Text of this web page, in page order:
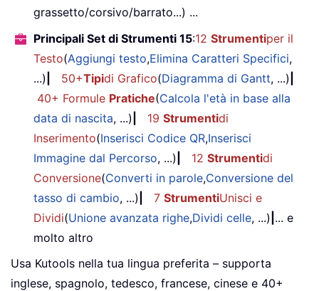
grassetto/corsivo/barrato...) ...
Principali Set di Strumenti 15:12 Strumentiper il
Testo(Aggiungi testo,Elimina Caratteri Specifici,
...)
50+Tipidi Grafico(Diagramma di Gantt, ...)
40+ Formule Pratiche(Calcola l'età in base alla
data di nascita, ...) 19 Strumentidi
Inserimento(Inserisci Codice QR,Inserisci
Immagine dal Percorso, ...) 12 Strumentidi
Conversione(Converti in parole,Conversione del
tasso di cambio, ...) 7 StrumentiUnisci e
Dividi(Unione avanzata righe,Dividi celle, ...) ... e
molto altro
Usa Kutools nella tua lingua preferita – supporta
inglese, spagnolo, tedesco, francese, cinese e 40+